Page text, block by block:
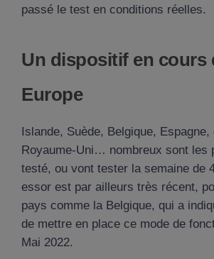
passé le test en conditions réelles.
Un dispositif en cours
Europe
Islande, Suède, Belgique,
Royaume-Uni… nombreux sont les
testé, ou vont tester la semaine de
essor est par ailleurs très récent,
pays comme la Belgique, qui a
de mettre en place ce mode de
Mai 2022.